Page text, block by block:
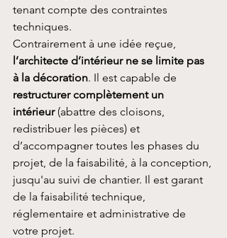
tenant compte des contraintes
techniques.
Contrairement à une idée reçue,
l’architecte d’intérieur ne se limite pas
à la décoration. Il est capable de
restructurer complètement un
intérieur (abattre des cloisons,
redistribuer les pièces) et
d’accompagner toutes les phases du
projet, de la faisabilité, à la conception,
jusqu'au suivi de chantier. Il est garant
de la faisabilité technique,
réglementaire et administrative de
votre projet.